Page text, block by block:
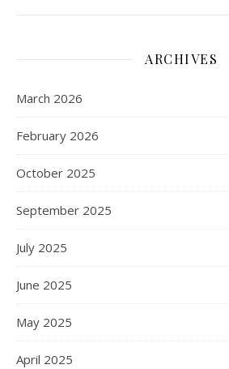
ARCHIVES
March 2026
February 2026
October 2025
September 2025
July 2025
June 2025
May 2025
April 2025